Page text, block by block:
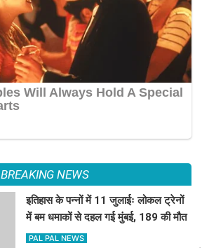
BREAKING NEWS
इतिहास के पन्नों में 11 जुलाईः लोकल ट्रेनों
में बम धमाकों से दहल गई मुंबई, 189 की मौत
PAL PAL NEWS